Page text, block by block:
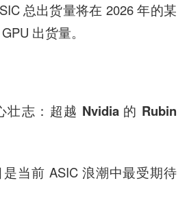
总出货量将在 2026 年的某
出货量。
壮志：超越 Nvidia 的 Rubin
是当前 ASIC 浪潮中最受期待